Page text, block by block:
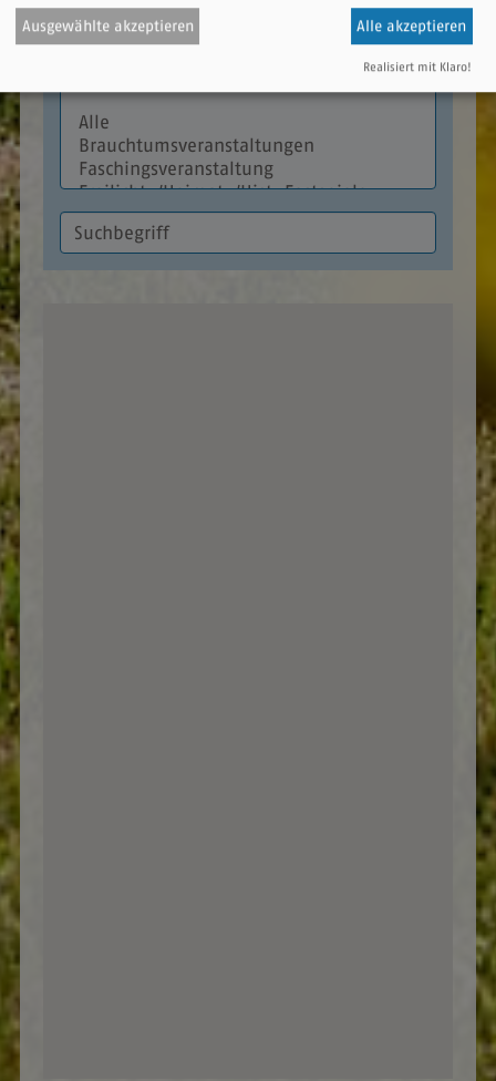
Ausgewählte akzeptieren Alle akzeptieren
Realisiert mit Klaro!